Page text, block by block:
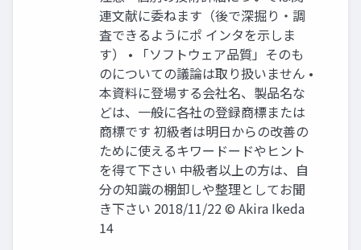
連文献に委ねます（後で深掘り・調
査できるようにポ インタを示しま
す） • 「ソフトウェア品質」そのも
のについての議論は取り扱いません •
本資料に登場する会社名、製品名な
どは、一般に各社の登録商標または
商標です 初級者は明日からの改善の
ために使えるキワードードやヒント
を得て下さい 中級者以上の方は、自
分の知識の棚卸しや整理としてお聞
き下さい 2018/11/22 © Akira Ikeda
14